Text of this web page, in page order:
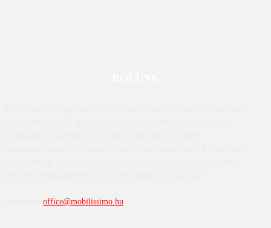
office@mobilissimo.hu